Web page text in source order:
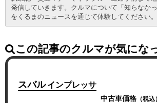
発信していきます。クルマについて「知らなか
をくるまのニュースを通じて体験してください。
この記事のクルマが気にな
スバル インプレッサ
中古車価格（税込）